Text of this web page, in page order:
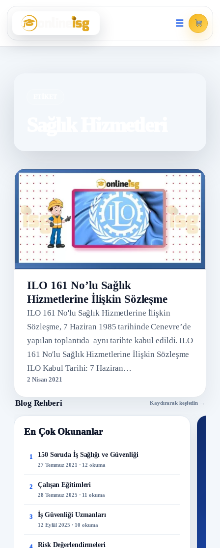
☰
ILO 161 No’lu Sağlık
Hizmetlerine İlişkin Sözleşme
ILO 161 No'lu Sağlık Hizmetlerine İlişkin
Sözleşme, 7 Haziran 1985 tarihinde Cenevre’de
yapılan toplantıda aynı tarihte kabul edildi. ILO
161 No'lu Sağlık Hizmetlerine İlişkin Sözleşme
ILO Kabul Tarihi: 7 Haziran…
2 Nisan 2021
Blog Rehberi Kaydırarak keşfedin →
En Çok Okunanlar
1 150 Soruda İş Sağlığı ve Güvenliği
27 Temmuz 2021 · 12 okuma
2 Çalışan Eğitimleri
28 Temmuz 2025 · 11 okuma
3 İş Güvenliği Uzmanları
12 Eylül 2025 · 10 okuma
Risk Değerlendirmeleri